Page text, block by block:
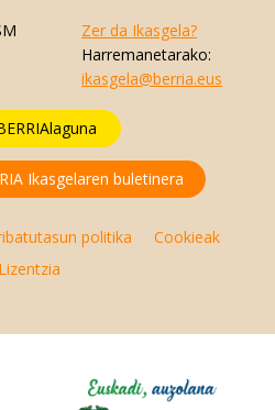
Zer da Ikasgela?
Harremanetarako:
ikasgela@berria.eus
Ikasgelaren buletinera
politika
Cookieak
Lizentzia